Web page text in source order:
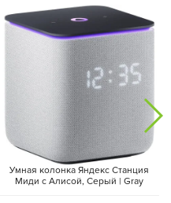
Умная колонка Яндекс Станция
Миди с Алисой, Cерый | Gray